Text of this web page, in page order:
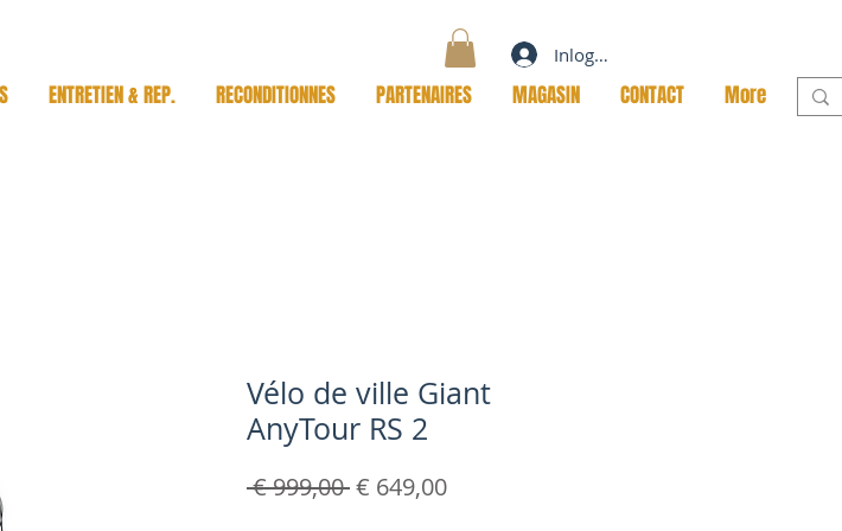
Inloggen
ENTRETIEN & REP. RECONDITIONNES PARTENAIRES MAGASIN CONTACT More
Vélo de ville Giant
AnyTour RS 2
€ 999,00 Normale
€ 649,00Verkoopprijs